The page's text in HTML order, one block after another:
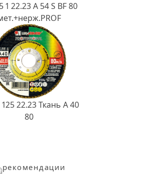
1 22.23 A 54 S BF 80
22.23 Ткань A 40
80
рекомендации